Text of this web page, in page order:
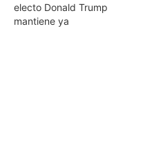
electo Donald Trump
mantiene ya